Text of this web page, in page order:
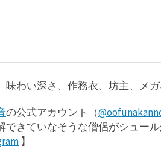
味わい深さ、作務衣、坊主、メ
の公式アカウント（
できていなそうな僧侶がシュー
】